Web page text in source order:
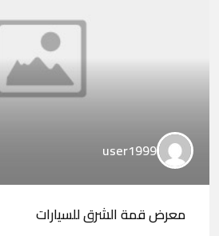
user1999
معرض قمة الشرق للسيارات